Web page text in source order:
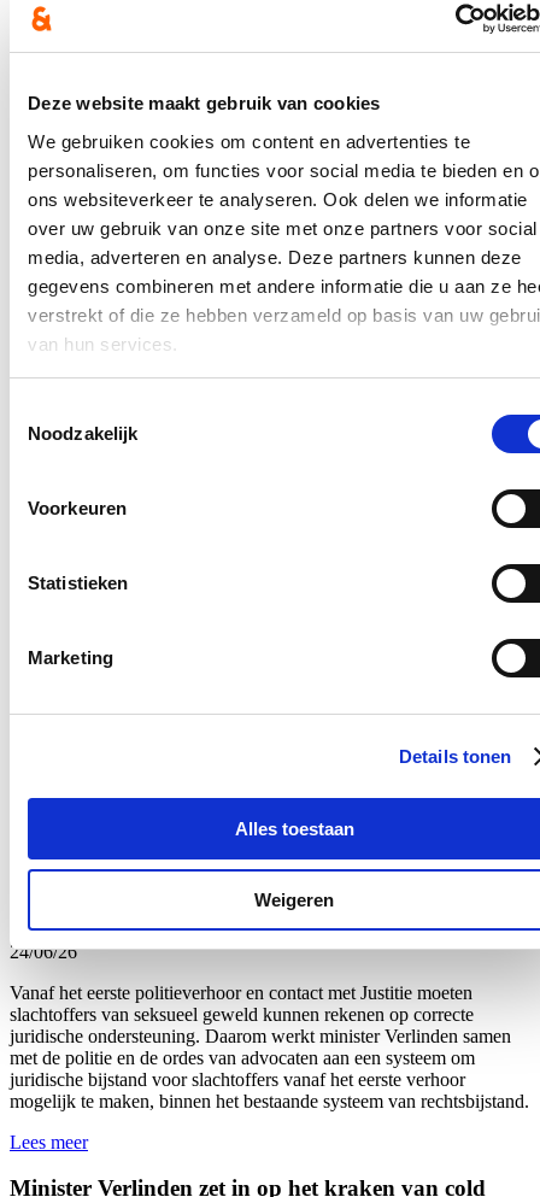
Deze website maakt gebruik van cookies
We gebruiken cookies om content en advertenties te
personaliseren, om functies voor social media te bieden en
ons websiteverkeer te analyseren. Ook delen we informatie
over uw gebruik van onze site met onze partners voor social
media, adverteren en analyse. Deze partners kunnen deze
gegevens combineren met andere informatie die u aan ze
verstrekt of die ze hebben verzameld op basis van uw
van hun services.
Noodzakelijk
Voorkeuren
Statistieken
Marketing
Details tonen
Alles toestaan
Weigeren
Het ‘Uniek Contactpunt’ zal slachtoffers proactief begeleiden
doorheen alle stappen: juridisch, administratief en psychosociaal,
overheidsdiensten.
Binnen de hele federale overheid wordt een netwerk van single
points of contact (SPOC’s) uitgebouwd. Zo ontstaat één
geïntegreerd traject, waarbij slachtoffers van aanslagen in België of
Belgen die in het buitenland slachtoffer werden, niet langer zelf de
coördinatie moeten doen. “Slachtoffers moeten hun verhaal niet
telkens opnieuw doen. Zij verdienen één vaste contactpersoon die
hen doorheen het hele proces begeleidt,” benadrukt Verlinden.
Structurele versterking en digitalisering
De voorziene 1 miljoen euro dient in hoofdzaak voor de versterking
coördinatoren die optreden als dossierbehandelaar voor
een aangepaste website en een digitaal slachtofferdossier.
Ja, ik wens de nieuwsbrief van Annelies Verlinden te ontvangen op
Juridische bijstand voor slachtoffers van seksueel
geweld vanaf het eerste contact met politie
24/06/26
Vanaf het eerste politieverhoor en contact met Justitie moeten
slachtoffers van seksueel geweld kunnen rekenen op correcte
juridische ondersteuning. Daarom werkt minister Verlinden samen
met de politie en de ordes van advocaten aan een systeem om
juridische bijstand voor slachtoffers vanaf het eerste verhoor
mogelijk te maken, binnen het bestaande systeem van rechtsbijstand.
Lees meer
Minister Verlinden zet in op het kraken van cold